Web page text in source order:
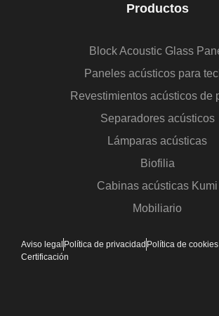
Productos
Block Acoustic Glass
Paneles acústicos para
Revestimientos acústicos de
Separadores acústicos
Lámparas acústicas
Biofilia
Cabinas acústicas Kumi
Mobiliario
Aviso legal Política de privacidad Política de cookies
Certificación